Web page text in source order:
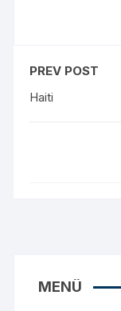
PREV POST
Haiti
MENÜ